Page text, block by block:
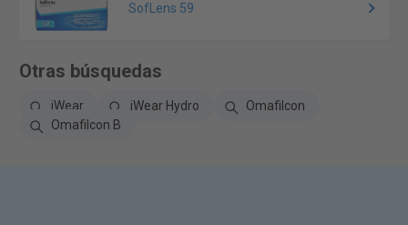
SofLens 59
Otras búsquedas
iWear iWear Hydro
Omafilcon
Omafilcon B